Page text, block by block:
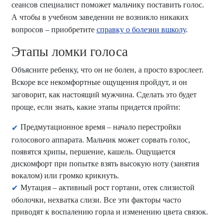
сеансов специалист поможет мальчику поставить голос.
А чтобы в учебном заведении не возникло никаких
вопросов – приобретите справку о болезни вшколу.
Этапы ломки голоса
Объясните ребенку, что он не болен, а просто взрослеет.
Вскоре все некомфортные ощущения пройдут, и он
заговорит, как настоящий мужчина. Сделать это будет
проще, если знать, какие этапы придется пройти:
Предмутационное время – начало перестройки
голосового аппарата. Мальчик может сорвать голос,
появятся хрипы, першение, кашель. Ощущается
дискомфорт при попытке взять высокую ноту (занятия
вокалом) или громко крикнуть.
Мутация – активный рост гортани, отек слизистой
оболочки, нехватка слизи. Все эти факторы часто
приводят к воспалению горла и изменению цвета связок.